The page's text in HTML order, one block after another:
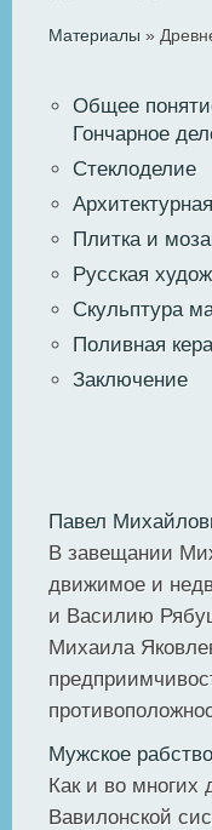
Материалы »
Общее
Гончарное
Стеклоделие
Плитка и
Русская
Скульптура
Поливная
Заключение
Павел
В завещании
движимое и
и Василию
Михаила
Мужское рабство
Как и во многих
Вавилонской